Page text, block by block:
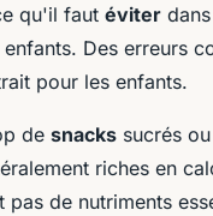
qu'il faut éviter
Des erreurs
pour les enfants.
de snacks sucrés
riches en
de nutriments